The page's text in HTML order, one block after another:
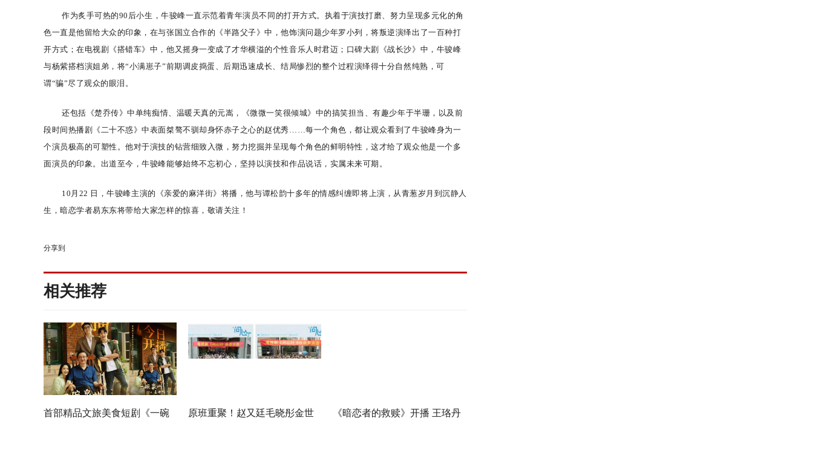
作为炙手可热的90后小生，牛骏峰一直示范着青年演员不同的打开方式。执着于演技打磨、努力呈现多元化的角
色一直是他留给大众的印象，在与张国立合作的《半路父子》中，他饰演问题少年罗小列，将叛逆演绎出了一百种打
开方式；在电视剧《搭错车》中，他又摇身一变成了才华横溢的个性音乐人时君迈；口碑大剧《战长沙》中，牛骏峰
与杨紫搭档演姐弟，将“小满崽子”前期调皮捣蛋、后期迅速成长、结局惨烈的整个过程演绎得十分自然纯熟，可
谓“骗”尽了观众的眼泪。
还包括《楚乔传》中单纯痴情、温暖天真的元嵩，《微微一笑很倾城》中的搞笑担当、有趣少年于半珊，以及前
段时间热播剧《二十不惑》中表面桀骜不驯却身怀赤子之心的赵优秀
……每一个角色，都让观众看到了牛骏峰身为一
个演员极高的可塑性。他对于演技的钻营细致入微，努力挖掘并呈现每个角色的鲜明特性，这才给了观众他是一个多
面演员的印象。 出道至今 ，牛骏峰能够始终不忘初心，坚持以演技和作品说话，实属未来可期。
10月22 日，牛骏峰主演的《亲爱的麻洋街》将播，他与谭松韵十多年的情感纠缠即将上演，从青葱岁月到沉静人
生，暗恋学者易东东将带给大家怎样的惊喜，敬请关注！
分享到
相关推荐
首部精品文旅美食短剧《一碗 原班重聚！赵又廷毛晓彤金世 《暗恋者的救赎》开播 王珞丹